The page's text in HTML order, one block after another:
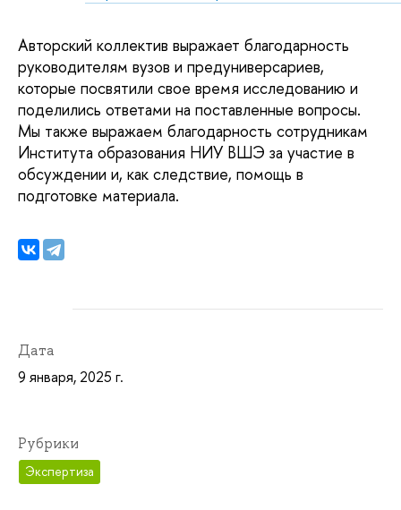
Авторский коллектив выражает благодарность
руководителям вузов и предуниверсариев,
которые посвятили свое время исследованию и
поделились ответами на поставленные вопросы.
Мы также выражаем благодарность сотрудникам
Института образования НИУ ВШЭ за участие в
обсуждении и, как следствие, помощь в
подготовке материала.
Дата
9 января, 2025 г.
Рубрики
Экспертиза